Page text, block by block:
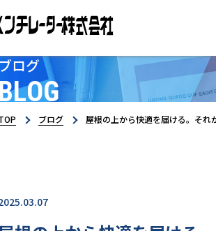
ブログ
ブログ 屋根の上から快適を届ける。それ